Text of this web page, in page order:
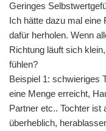
Geringes
Ich hätte dazu mal eine
dafür herholen. Wenn
Richtung läuft sich
fühlen?
Beispiel 1: schwieriges
eine Menge erreicht,
Partner etc.. Tochter ist
überheblich,